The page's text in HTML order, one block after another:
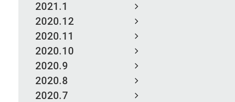
2021.1
2020.12
2020.11
2020.10
2020.9
2020.8
2020.7